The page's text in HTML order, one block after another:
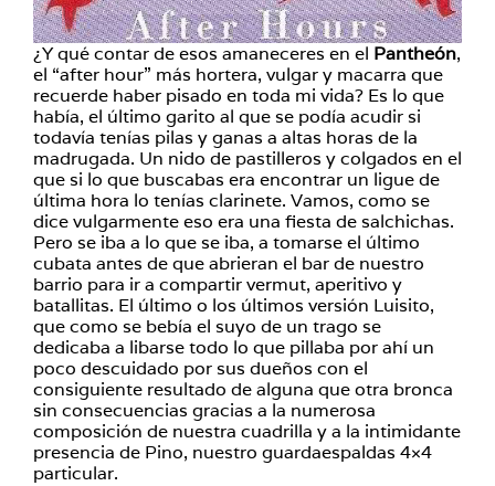
¿Y qué contar de esos amaneceres en el Pantheón,
el “after hour” más hortera, vulgar y macarra que
recuerde haber pisado en toda mi vida? Es lo que
había, el último garito al que se podía acudir si
todavía tenías pilas y ganas a altas horas de la
madrugada. Un nido de pastilleros y colgados en el
que si lo que buscabas era encontrar un ligue de
última hora lo tenías clarinete. Vamos, como se
dice vulgarmente eso era una fiesta de salchichas.
Pero se iba a lo que se iba, a tomarse el último
cubata antes de que abrieran el bar de nuestro
barrio para ir a compartir vermut, aperitivo y
batallitas. El último o los últimos versión Luisito,
que como se bebía el suyo de un trago se
dedicaba a libarse todo lo que pillaba por ahí un
poco descuidado por sus dueños con el
consiguiente resultado de alguna que otra bronca
sin consecuencias gracias a la numerosa
composición de nuestra cuadrilla y a la intimidante
presencia de Pino, nuestro guardaespaldas 4×4
particular.